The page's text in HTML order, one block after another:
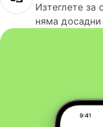
Изтеглете за
няма